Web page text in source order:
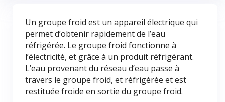
Un groupe froid est un appareil électrique qui
permet d’obtenir rapidement de l’eau
réfrigérée. Le groupe froid fonctionne à
l’électricité, et grâce à un produit réfrigérant.
L’eau provenant du réseau d’eau passe à
travers le groupe froid, et réfrigérée et est
restituée froide en sortie du groupe froid.